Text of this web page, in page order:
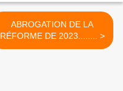
ABROGATION DE LA
RÉFORME DE 2023........ >